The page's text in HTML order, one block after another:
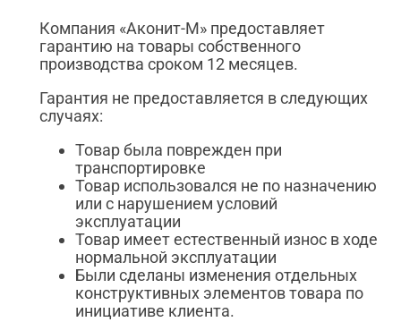
Компания «Аконит-М» предоставляет
гарантию на товары собственного
производства сроком 12 месяцев.
Гарантия не предоставляется в следующих
случаях:
Товар была поврежден при
транспортировке
Товар использовался не по назначению
или с нарушением условий
эксплуатации
Товар имеет естественный износ в ходе
нормальной эксплуатации
Были сделаны изменения отдельных
конструктивных элементов товара по
инициативе клиента.